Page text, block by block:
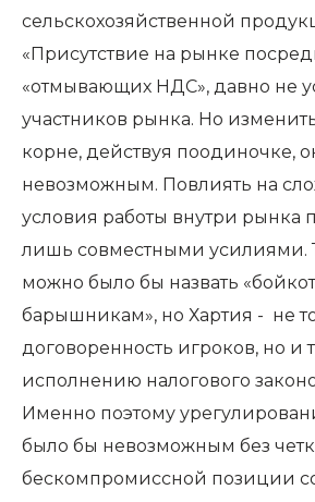
сельскохозяйственной
«Присутствие на рынке
«отмывающих НДС», давно не
участников рынка. Но
корне, действуя поодиночке,
невозможным. Повлиять на
условия работы внутри рынка
лишь совместными усилиями.
можно было бы назвать
барышникам», но Хартия - не
договоренность игроков, но и
исполнению налогового
Именно поэтому
было бы невозможным без
бескомпромиссной позиции